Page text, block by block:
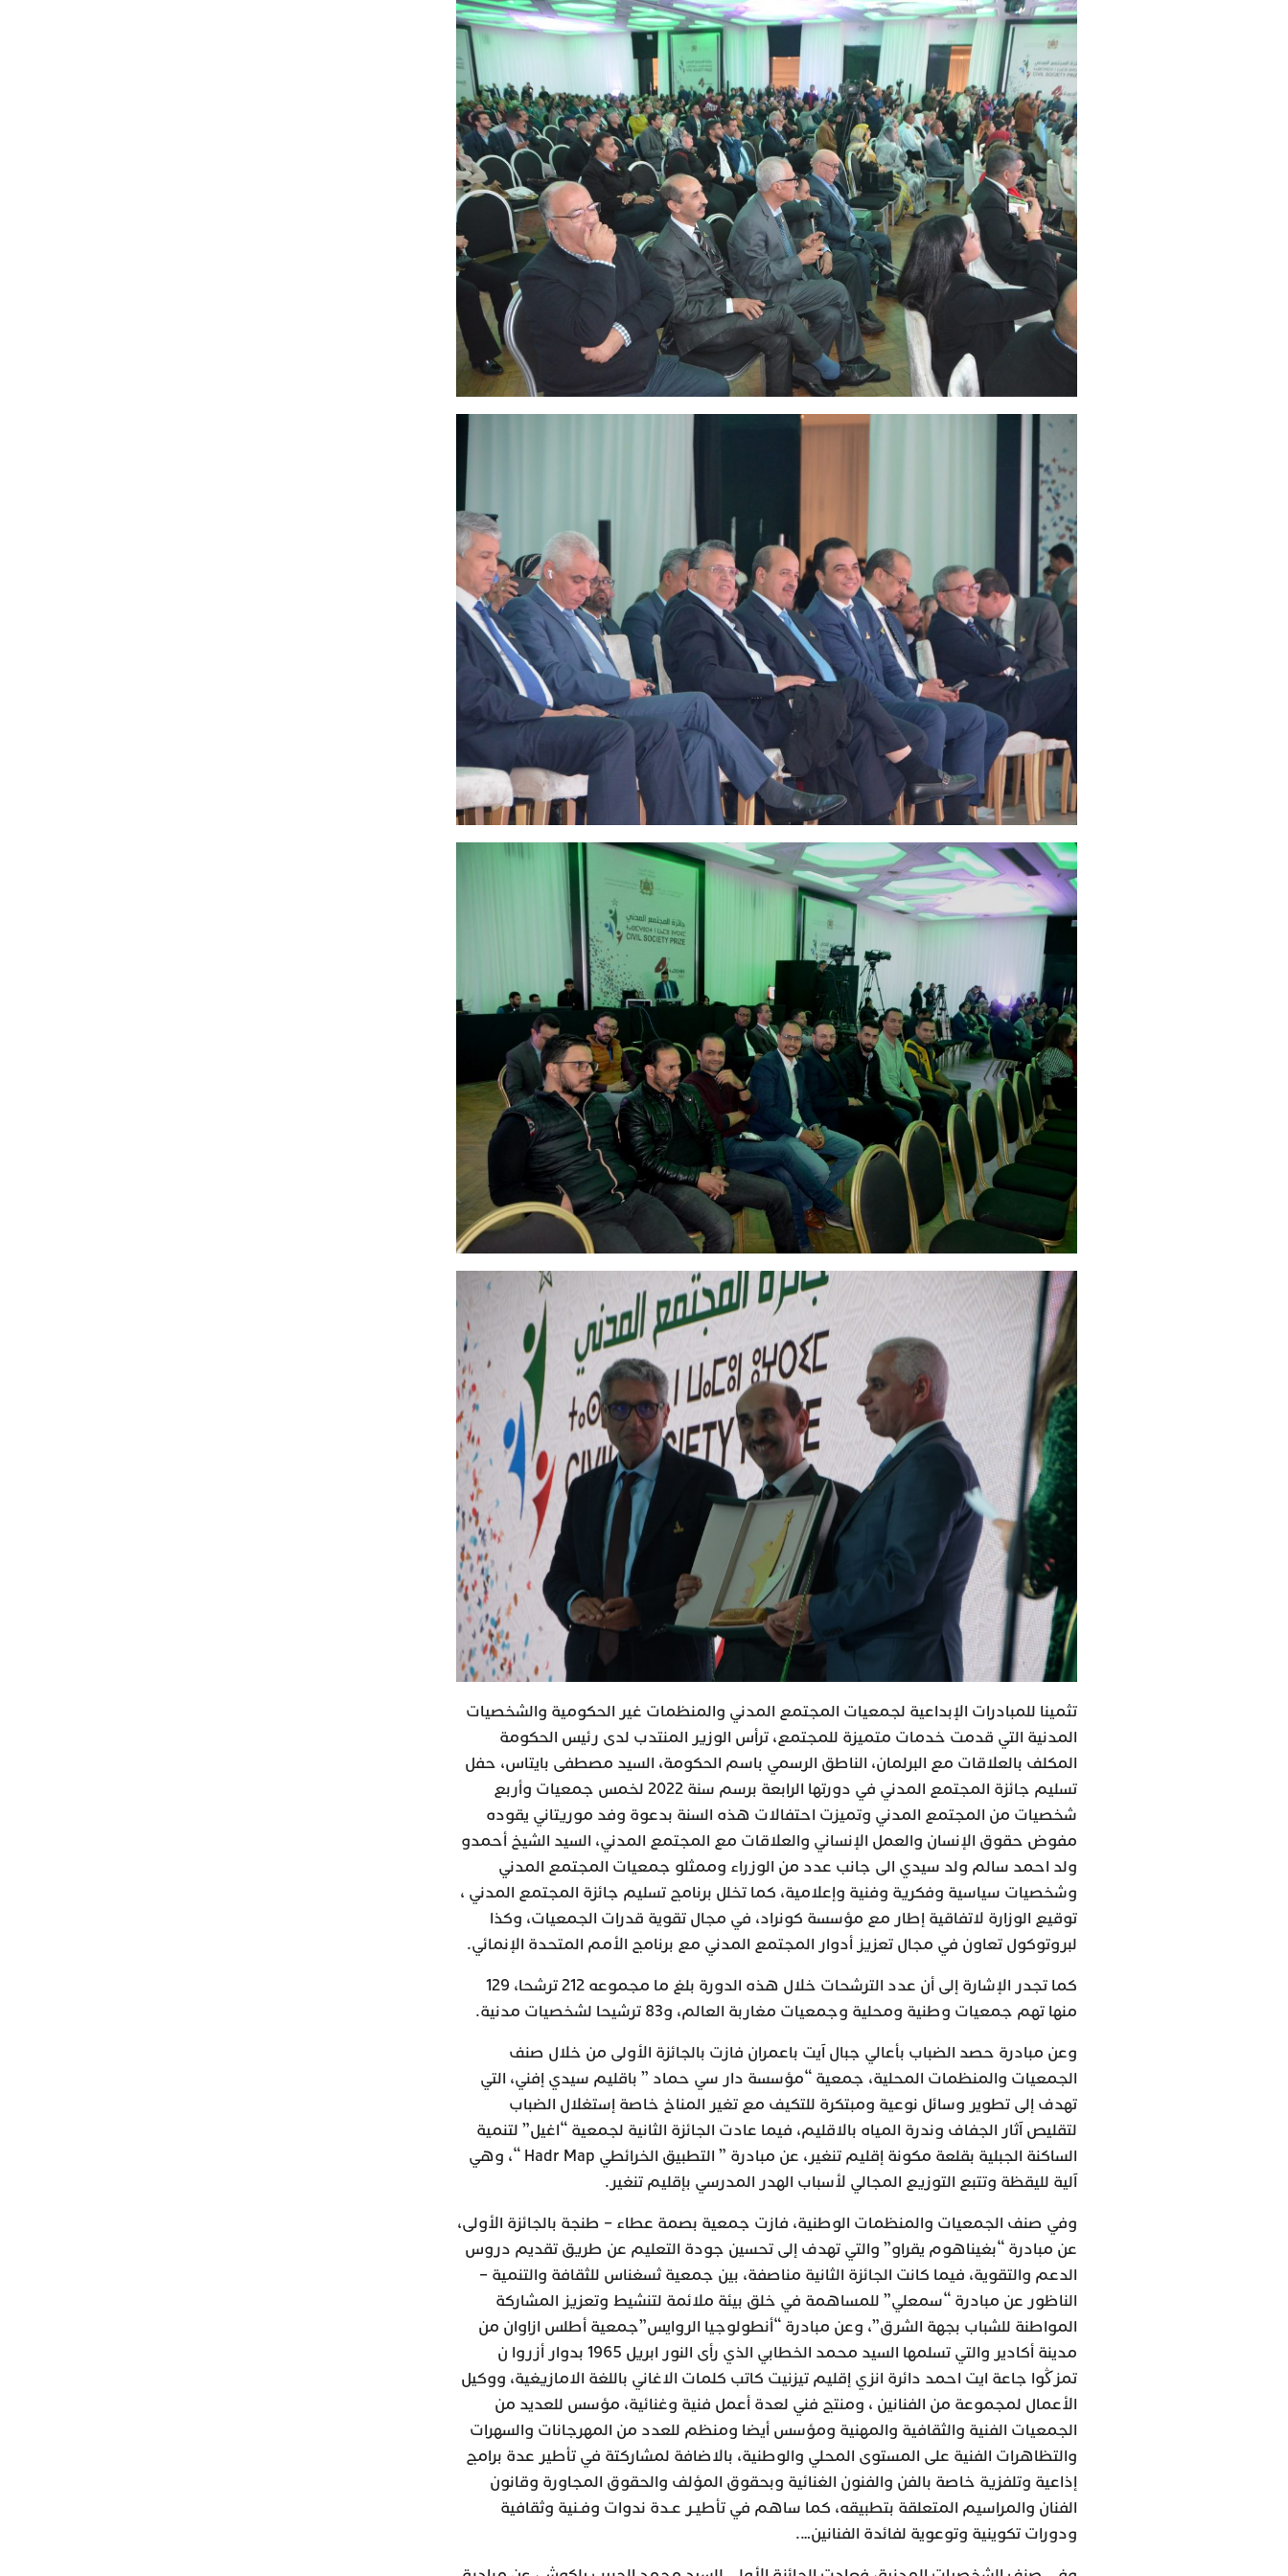
تثمينا للمبادرات الإبداعية لجمعيات المجتمع المدني والمنظمات غير الحكومية والشخصيات
المدنية التي قدمت خدمات متميزة للمجتمع، ترأس الوزير المنتدب لدى رئيس الحكومة
المكلف بالعلاقات مع البرلمان، الناطق الرسمي باسم الحكومة، السيد مصطفى بايتاس، حفل
تسليم جائزة المجتمع المدني في دورتها الرابعة برسم سنة 2022 لخمس جمعيات وأربع
شخصيات من المجتمع المدني وتميزت احتفالات هذه السنة بدعوة وفد موريتاني يقوده
مفوض حقوق الإنسان والعمل الإنساني والعلاقات مع المجتمع المدني، السيد الشيخ أحمدو
ولد احمد سالم ولد سيدي الى جانب عدد من الوزراء وممثلو جمعيات المجتمع المدني
وشخصيات سياسية وفكرية وفنية وإعلامية، كما تخلل برنامج تسليم جائزة المجتمع المدني ،
توقيع الوزارة لاتفاقية إطار مع مؤسسة كونراد، في مجال تقوية قدرات الجمعيات، وكذا
لبروتوكول تعاون في مجال تعزيز أدوار المجتمع المدني مع برنامج الأمم المتحدة الإنمائي.
كما تجدر الإشارة إلى أن عدد الترشحات خلال هذه الدورة بلغ ما مجموعه 212 ترشحا، 129
منها تهم جمعيات وطنية ومحلية وجمعيات مغاربة العالم، و83 ترشيحا لشخصيات مدنية.
وعن مبادرة حصد الضباب بأعالي جبال آيت باعمران فازت بالجائزة الأولى من خلال صنف
الجمعيات والمنظمات المحلية، جمعية “مؤسسة دار سي حماد ” باقليم سيدي إفني، التي
تهدف إلى تطوير وسائل نوعية ومبتكرة للتكيف مع تغير المناخ خاصة إستغلال الضباب
لتقليص آثار الجفاف وندرة المياه بالاقليم، فيما عادت الجائزة الثانية لجمعية “اغيل” لتنمية
الساكنة الجبلية بقلعة مكونة إقليم تنغير، عن مبادرة ” التطبيق الخرائطي Hadr Map “، وهي
آلية لليقظة وتتبع التوزيع المجالي لأسباب الهدر المدرسي بإقليم تنغير.
وفي صنف الجمعيات والمنظمات الوطنية، فازت جمعية بصمة عطاء – طنجة بالجائزة الأولى،
عن مبادرة “بغيناهوم يقراو” والتي تهدف إلى تحسين جودة التعليم عن طريق تقديم دروس
الدعم والتقوية، فيما كانت الجائزة الثانية مناصفة، بين جمعية ثسغناس للثقافة والتنمية –
الناظور عن مبادرة “سمعلي” للمساهمة في خلق بيئة ملائمة لتنشيط وتعزيز المشاركة
المواطنة للشباب بجهة الشرق”، وعن مبادرة “أنطولوجيا الروايس”جمعية أطلس ازاوان من
مدينة أكادير والتي تسلمها السيد محمد الخطابي الذي رأى النور ابريل 1965 بدوار أزروا ن
تمزڭوا جاعة ايت احمد دائرة انزي إقليم تيزنيت كاتب كلمات الاغاني باللغة الامازيغية، ووكيل
الأعمال لمجموعة من الفنانين ، ومنتج فني لعدة أعمل فنية وغنائية، مؤسس للعديد من
الجمعيات الفنية والثقافية والمهنية ومؤسس أيضا ومنظم للعدد من المهرجانات والسهرات
والتظاهرات الفنية على المستوى المحلي والوطنية، بالاضافة لمشاركتة في تأطير عدة برامج
إذاعية وتلفزية خاصة بالفن والفنون الغنائية وبحقوق المؤلف والحقوق المجاورة وقانون
الفنان والمراسيم المتعلقة بتطبيقه، كما ساهم في تأطيـر عـدة ندوات وفـنية وثقافية
ودورات تكوينية وتوعوية لفائدة الفنانين….